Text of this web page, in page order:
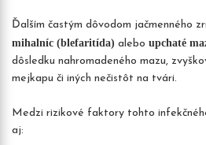
Ďalším častým dôvodom jačmenného
mihalníc (blefaritída) alebo upchaté
dôsledku nahromadeného mazu,
mejkapu či iných nečistôt na tvári.
Medzi rizikové faktory tohto
aj: